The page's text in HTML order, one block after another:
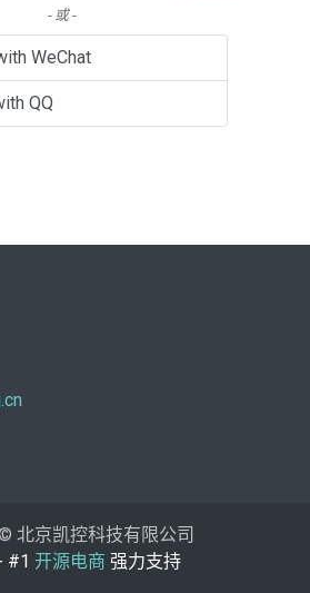
- 或 -
WeChat
QQ
北京凯控科技有限公司
#1开源电商 强力支持